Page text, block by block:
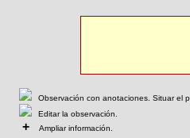
Observación con anotaciones. Situar el
Editar la observación.
+ Ampliar información.